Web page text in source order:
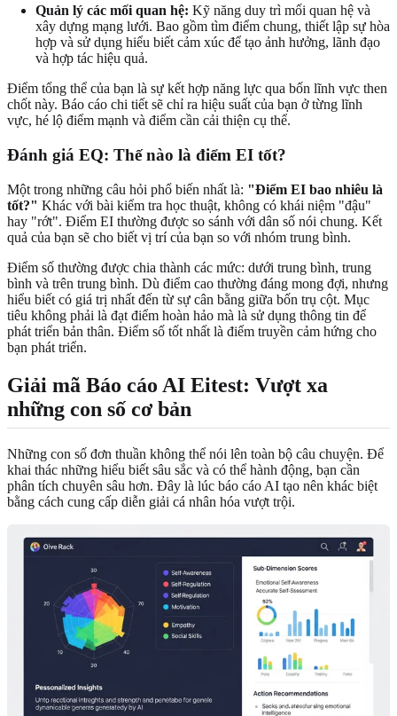
Quản lý các mối quan hệ: Kỹ năng duy trì mối quan hệ và
xây dựng mạng lưới. Bao gồm tìm điểm chung, thiết lập sự hòa
hợp và sử dụng hiểu biết cảm xúc để tạo ảnh hưởng, lãnh đạo
và hợp tác hiệu quả.
Điểm tổng thể của bạn là sự kết hợp năng lực qua bốn lĩnh vực then
chốt này. Báo cáo chi tiết sẽ chỉ ra hiệu suất của bạn ở từng lĩnh
vực, hé lộ điểm mạnh và điểm cần cải thiện cụ thể.
Đánh giá EQ: Thế nào là điểm EI tốt?
Một trong những câu hỏi phổ biến nhất là: "Điểm EI bao nhiêu là
tốt?" Khác với bài kiểm tra học thuật, không có khái niệm "đậu"
hay "rớt". Điểm EI thường được so sánh với dân số nói chung. Kết
quả của bạn sẽ cho biết vị trí của bạn so với nhóm trung bình.
Điểm số thường được chia thành các mức: dưới trung bình, trung
bình và trên trung bình. Dù điểm cao thường đáng mong đợi, nhưng
hiểu biết có giá trị nhất đến từ sự cân bằng giữa bốn trụ cột. Mục
tiêu không phải là đạt điểm hoàn hảo mà là sử dụng thông tin để
phát triển bản thân. Điểm số tốt nhất là điểm truyền cảm hứng cho
bạn phát triển.
Giải mã Báo cáo AI Eitest: Vượt xa
những con số cơ bản
Những con số đơn thuần không thể nói lên toàn bộ câu chuyện. Để
khai thác những hiểu biết sâu sắc và có thể hành động, bạn cần
phân tích chuyên sâu hơn. Đây là lúc báo cáo AI tạo nên khác biệt
bằng cách cung cấp diễn giải cá nhân hóa vượt trội.